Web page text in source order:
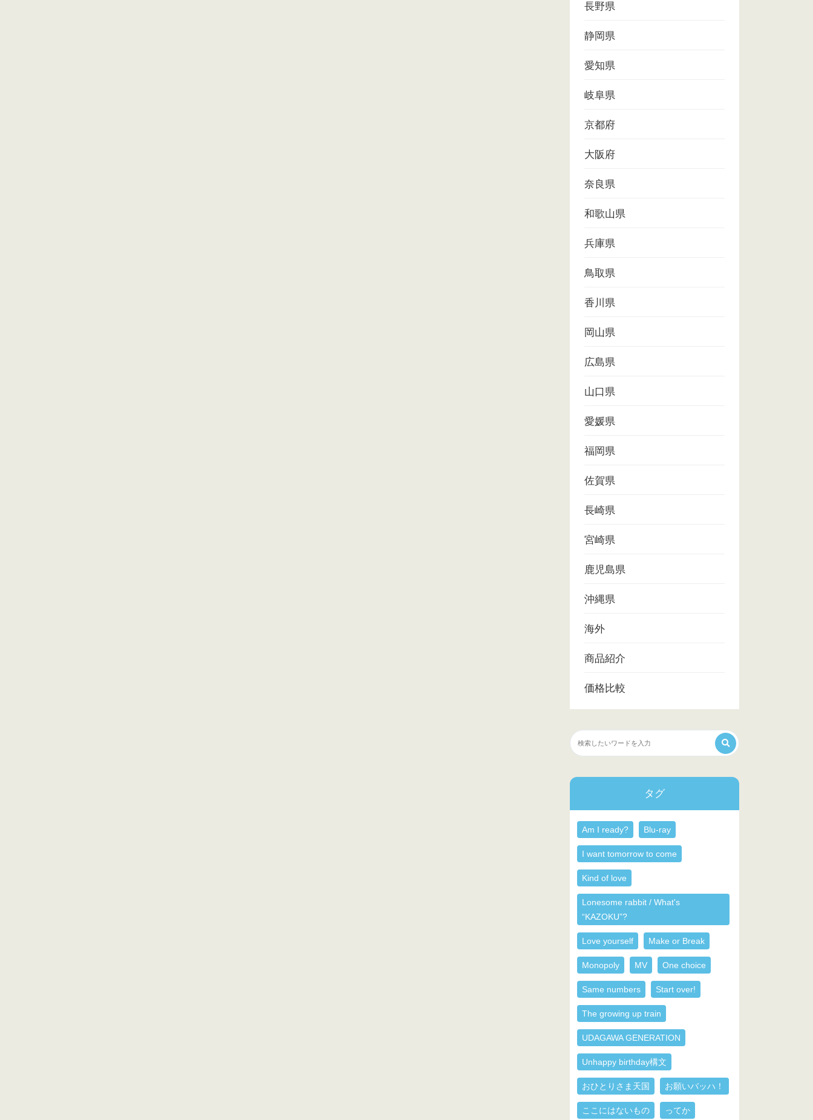
長野県
静岡県
愛知県
岐阜県
京都府
大阪府
奈良県
和歌山県
兵庫県
鳥取県
香川県
岡山県
広島県
山口県
愛媛県
福岡県
佐賀県
長崎県
宮崎県
鹿児島県
沖縄県
海外
商品紹介
価格比較
タグ
Am I ready? Blu-ray
I want tomorrow to come
Kind of love
Lonesome rabbit / What's
“KAZOKU”?
Love yourself Make or Break
Monopoly MV One choice
Same numbers Start over!
The growing up train
UDAGAWA GENERATION
Unhappy birthday構文
おひとりさま天国 お願いバッハ！
ここにはないもの ってか